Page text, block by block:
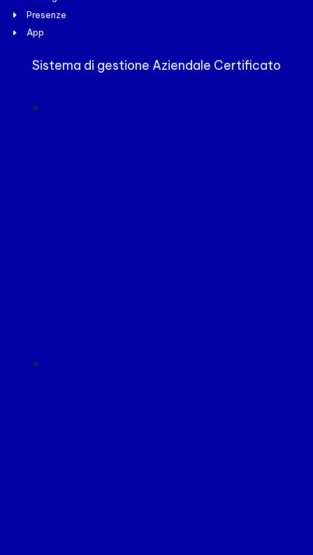
Presenze
App
Sistema di gestione Aziendale Certificato